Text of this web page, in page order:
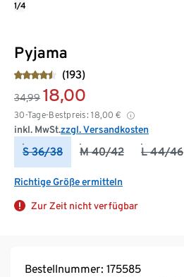
Pyjama
(193)
34,99 18,00
30-Tage-Bestpreis: 18,00 €
inkl. MwSt.zzgl. Versandkosten
S 36/38 M 40/42 L 44/46
Richtige Größe ermitteln
Zur Zeit nicht verfügbar
1/4
Bestellnummer: 175585